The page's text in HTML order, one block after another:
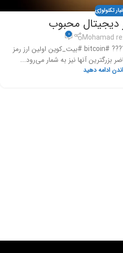
تکنولوژی
Mohamad
0
معرفی 6 ارز دیجیتال محبوب ???? #bitcoin #بیت_کوین اولین ارز رمز
بزرگترین آنها نیز به شمار می‌رود...
ادامه دهید